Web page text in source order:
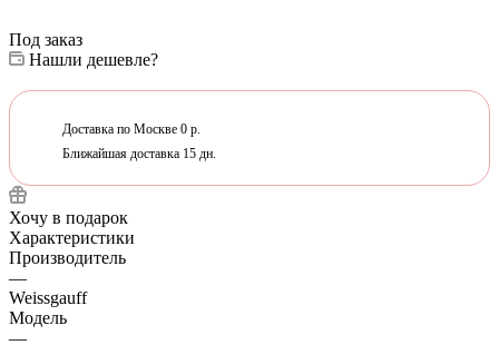
Под заказ
Нашли дешевле?
Доставка по Москве 0 р.
Ближайшая доставка 15 дн.
Хочу в подарок
Характеристики
Производитель
—
Weissgauff
Модель
—